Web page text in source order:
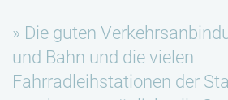
Die guten
und Bahn und die vielen
Fahrradleihstationen der